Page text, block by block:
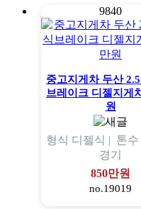
9840
중고지게차 두산
브레이크 디젤지게
원
형식 디젤식 | 톤수
경기
850만원
no.19019